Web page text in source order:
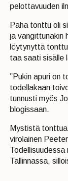
pelottavuuden
Paha tonttu oli
ja vangittunakin
löytynyttä
taa saati sisälle
”Pukin apuri on
todellakaan
tunnusti myös
blogissaan.
Mystistä
virolainen
Tallinnassa,